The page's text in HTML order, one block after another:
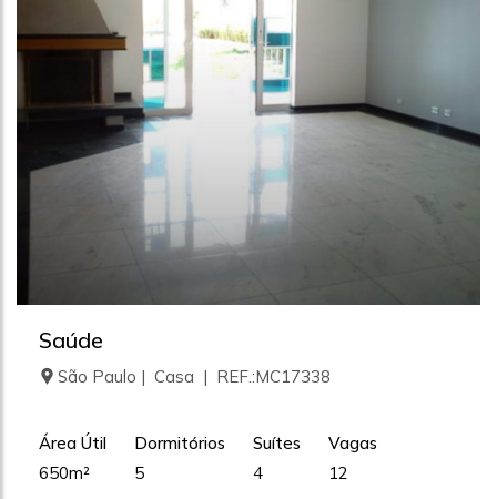
Saúde
São Paulo | Casa | REF.:MC17338
Área Útil
650m²
Dormitórios
5
Suítes
4
Vagas
12